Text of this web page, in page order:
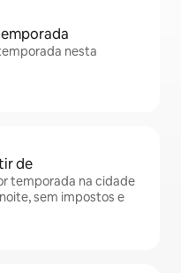
nesta
de
temporada na cidade
sem impostos e